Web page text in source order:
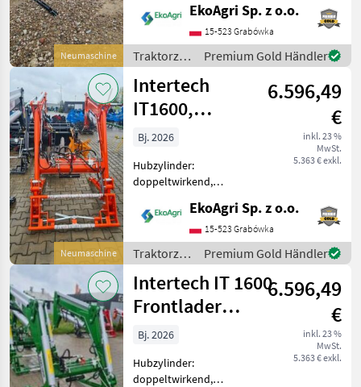
Neumaschine
IT1600 – geeignet für
Massey Ferguson Traktoren
☑️Technische Merkmale:☑️ •
Traktormodell: M
EkoAgri Sp. z o.o.
15-523 Grabówka
Traktorzubehör
/ Intertech
Premium Gold Händler
Neumaschine
Intertech
IT1600,
Frontlader
KUBOTA
6.596,49
€
inkl. 23 %
MwSt.
5.363 € exkl.
Bj. 2026
Hubzylinder:
doppeltwirkend,
Anbaukonsole, 3.
Steuerkreis Frontlader
IT1600 – passend für
KUBOTA-Traktoren,
leistungsstark und vielseitig
einset
EkoAgri Sp. z o.o.
15-523 Grabówka
Traktorzubehör
/ Intertech
Premium Gold Händler
Intertech IT 1600
Frontlader
FENDT
6.596,49
€
inkl. 23 %
MwSt.
5.363 € exkl.
Bj. 2026
Hubzylinder:
doppeltwirkend,